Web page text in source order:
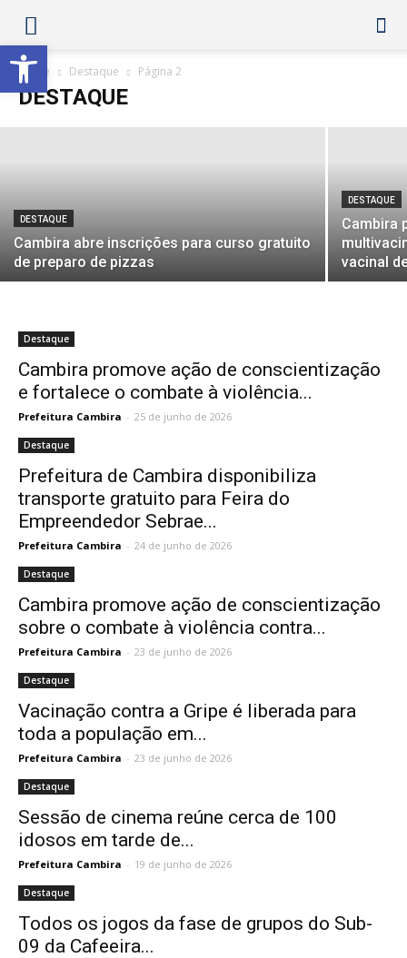
Home Destaque Página 2
DESTAQUE
Educação de Cambira celebrou o Dia dos
Pais com apresentações especiais nas
escolas e CMEIs
Prefeitura Cambira Assessoria
DESTAQUE
Cambira abre inscrições para curso gratuito
de preparo de pizzas
DESTAQUE
Cambira
vacinal
Destaque
Cambira promove ação de conscientização
e fortalece o combate à violência...
Prefeitura Cambira - 25 de junho de 2026
Destaque
Prefeitura de Cambira disponibiliza
transporte gratuito para Feira do
Empreendedor Sebrae...
Prefeitura Cambira - 24 de junho de 2026
Destaque
Cambira promove ação de conscientização
sobre o combate à violência contra...
Prefeitura Cambira - 23 de junho de 2026
Destaque
Vacinação contra a Gripe é liberada para
toda a população em...
Prefeitura Cambira - 23 de junho de 2026
Destaque
Sessão de cinema reúne cerca de 100
idosos em tarde de...
Prefeitura Cambira - 19 de junho de 2026
Destaque
Todos os jogos da fase de grupos do Sub-
09 da Cafeeira...
Abrir a barra de ferramentas